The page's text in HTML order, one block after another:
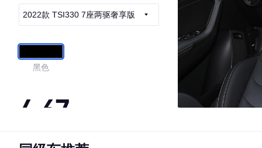
2022款 TSI330 7座两驱奢享版
黑色
4.67